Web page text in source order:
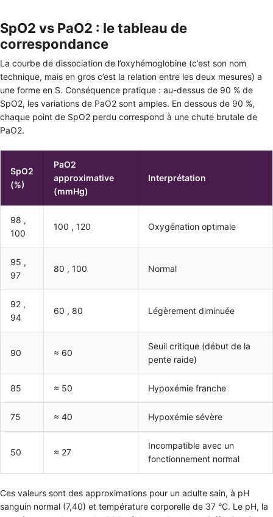
SpO2 vs PaO2 : le tableau de
correspondance
La courbe de dissociation de l’oxyhémoglobine (c’est son nom
technique, mais en gros c’est la relation entre les deux mesures) a
une forme en S. Conséquence pratique : au-dessus de 90 % de
SpO2, les variations de PaO2 sont amples. En dessous de 90 %,
chaque point de SpO2 perdu correspond à une chute brutale de
PaO2.
SpO2
(%)
PaO2
approximative
(mmHg)
Interprétation
98 ,
100
100 , 120 Oxygénation optimale
95 ,
97
80 , 100 Normal
92 ,
94
60 , 80 Légèrement diminuée
90 ≈ 60
Seuil critique (début de la
pente raide)
85 ≈ 50 Hypoxémie franche
75 ≈ 40 Hypoxémie sévère
50 ≈ 27
Incompatible avec un
fonctionnement normal
Ces valeurs sont des approximations pour un adulte sain, à pH
sanguin normal (7,40) et température corporelle de 37 °C. Le pH, la